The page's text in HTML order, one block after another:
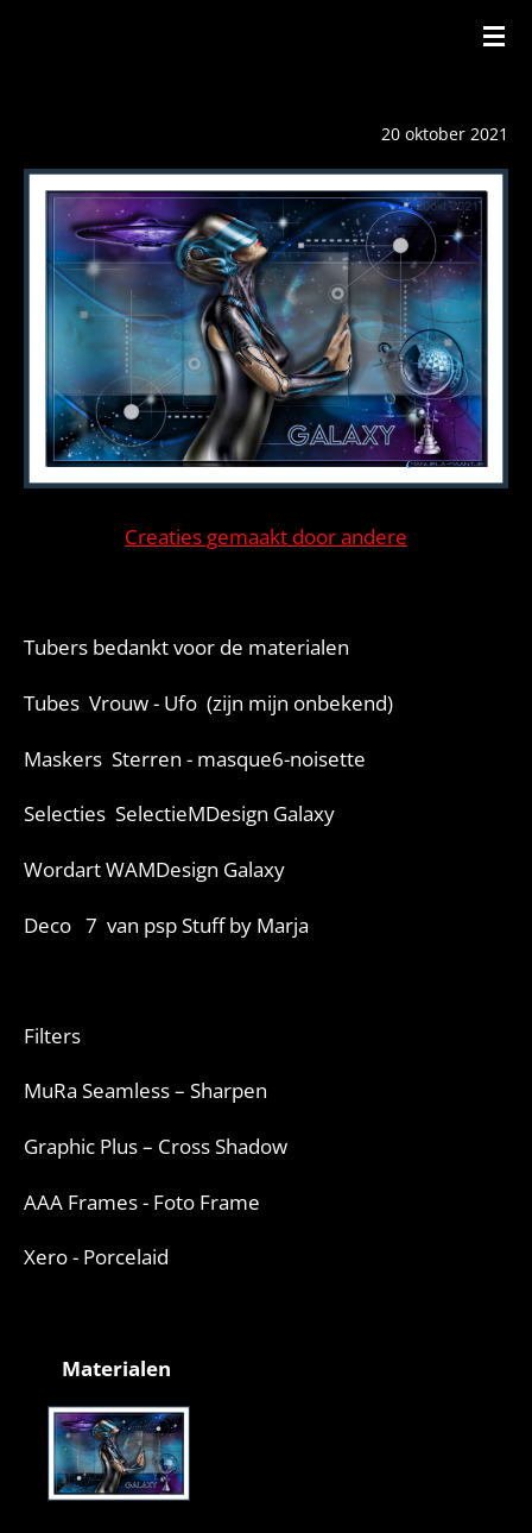
hoofdinhoud
20 oktober 2021
Creaties gemaakt door andere
Tubers bedankt voor de materialen
Tubes Vrouw - Ufo (zijn mijn onbekend)
Maskers Sterren - masque6-noisette
Selecties SelectieMDesign Galaxy
Wordart WAMDesign Galaxy
Deco 7 van psp Stuff by Marja
Filters
MuRa Seamless – Sharpen
Graphic Plus – Cross Shadow
AAA Frames - Foto Frame
Xero - Porcelaid
Materialen